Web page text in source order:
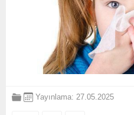
Yayınlama: 27.05.2025